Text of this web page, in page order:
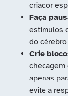
criador
Faça
estímulos
do
Crie
checagem
apenas
evite a